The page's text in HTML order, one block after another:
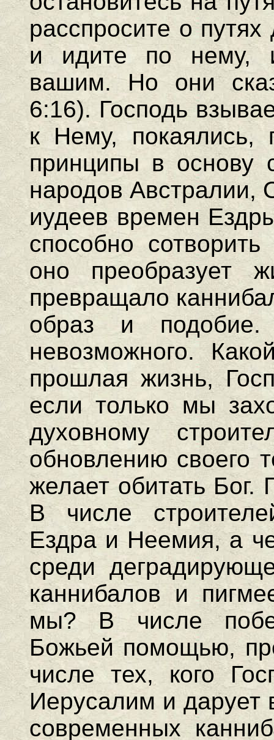
расспросите о
и идите по нему,
вашим. Но они
6:16). Господь
к Нему, покаялись,
принципы в основу
народов Австралии,
иудеев времен
способно
оно преобразует
превращало
образ и
невозможного.
прошлая жизнь,
если только мы
духовному
обновлению своего
желает обитать Бог.
В числе
Ездра и Неемия, а
среди
каннибалов и
мы? В числе
Божьей помощью,
числе тех, кого
Иерусалим и дарует
современных